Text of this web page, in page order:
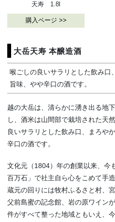
天寿 1.8l
購入ページ >>
大岳天寿 本醸造酒
喉ごしの良いサラリとした飲み口
旨味、やや辛口の酒です。
越の大岳は、清らかに湧き出る地
し、酒米は山間部で栽培された天
良いサラリとした飲み口、まろや
辛口の酒です。
文化元（1804）年の創業以来、今
百万石」で社主自ら心をこめて手
蔵元の回りには牧村ふるさと村、
父前島蜜の記念館、岩の原ワイン
件がすべて整った地域ともいえ、